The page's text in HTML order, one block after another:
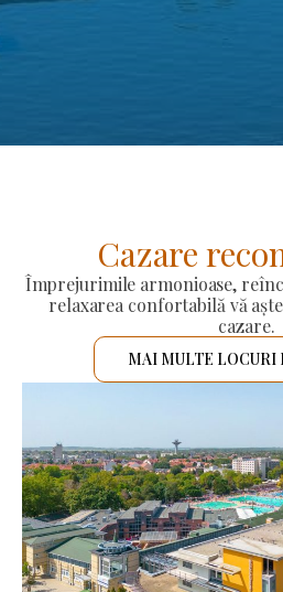
Cazare
Împrejurimile armonioase,
relaxarea confortabilă vă
cazare.
MAI MULTE LOCURI